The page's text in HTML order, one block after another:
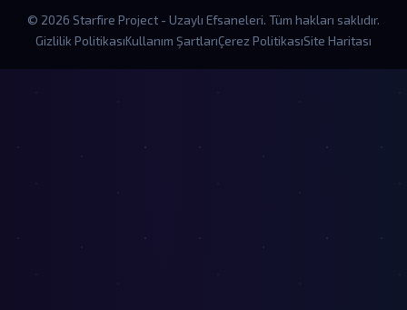
© 2026 Starfire Project - Uzaylı Efsaneleri. Tüm hakları saklıdır.
Gizlilik PolitikasıKullanım ŞartlarıÇerez PolitikasıSite Haritası